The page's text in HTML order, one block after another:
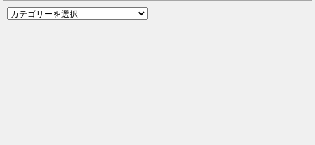
カ